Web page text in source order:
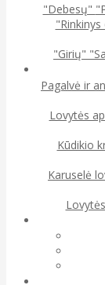
"Debesų"
"Girių"
Pagalvė ir
Lovytės
Kūdikio
Karuselė